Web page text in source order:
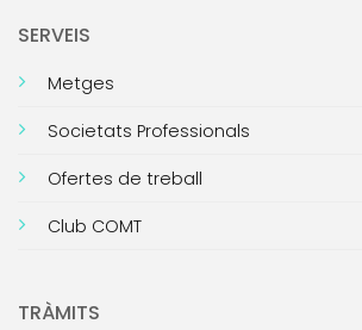
SERVEIS
Metges
Societats Professionals
Ofertes de treball
Club COMT
TRÀMITS